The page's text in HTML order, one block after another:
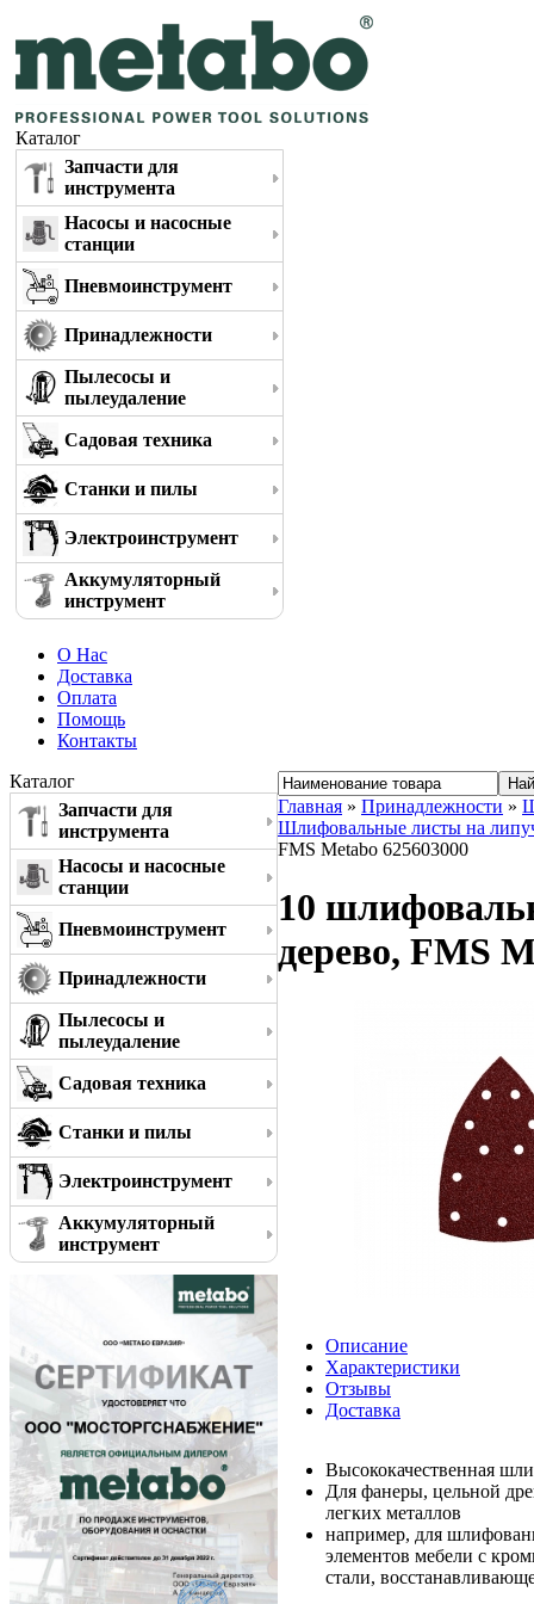
Каталог
Запчасти для
инструмента
Насосы и насосные
станции
Пневмоинструмент
Принадлежности
Пылесосы и
пылеудаление
Садовая техника
Станки и пилы
Электроинструмент
Аккумуляторный
инструмент
О Нас
Доставка
Оплата
Помощь
Контакты
Каталог
Запчасти для
инструмента
Насосы и насосные
станции
Пневмоинструмент
Принадлежности
Пылесосы и
пылеудаление
Садовая техника
Станки и пилы
Электроинструмент
Аккумуляторный
инструмент
Главная » Принадлежности »
Шлифовальные листы на
FMS Metabo 625603000
10
дерево, FMS
Описание
Характеристики
Отзывы
Доставка
Высококачественная
Для фанеры, цельной
легких металлов
например, для
элементов мебели с
стали,